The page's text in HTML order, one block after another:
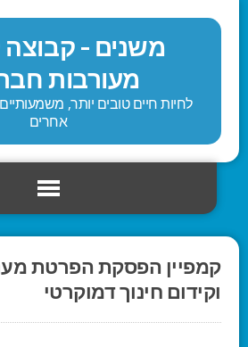
משנים - קבוצה
מעורבות
לחיות חיים טובים יותר,
אחרים
קמפיין הפסקת הפרטת
וקידום חינוך דמוקרטי